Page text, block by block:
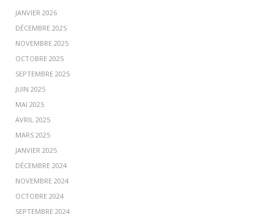
JANVIER 2026
DÉCEMBRE 2025
NOVEMBRE 2025
OCTOBRE 2025
SEPTEMBRE 2025
JUIN 2025
MAI 2025
AVRIL 2025
MARS 2025
JANVIER 2025
DÉCEMBRE 2024
NOVEMBRE 2024
OCTOBRE 2024
SEPTEMBRE 2024